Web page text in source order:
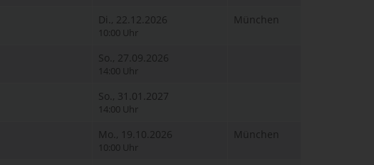
Di., 22.12.2026
10:00 Uhr
München
So., 27.09.2026
14:00 Uhr
So., 31.01.2027
14:00 Uhr
Mo., 19.10.2026
10:00 Uhr
München